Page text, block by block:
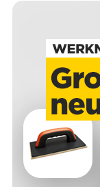
als auch der Mantel
Unsere
des Käufers bzw.
Sie entbinden nicht
für den vorgesehenen